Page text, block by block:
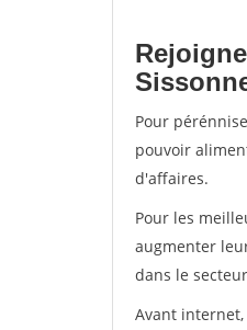
Pour
pouvoir
d'affaires.
Pour les
augmenter
dans le
Avant